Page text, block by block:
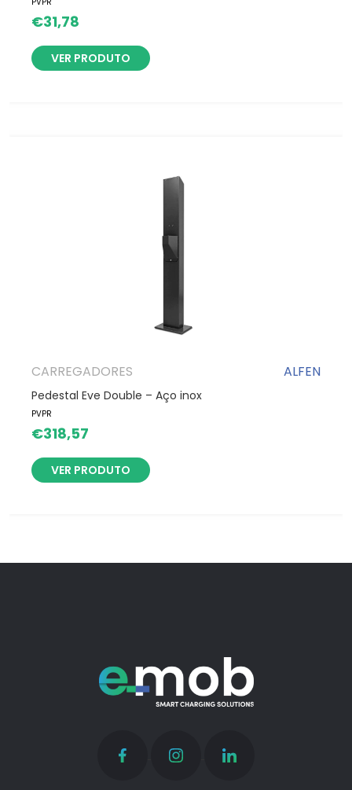
€31,78
VER PRODUTO
CARREGADORES ALFEN
Pedestal Eve Double – Aço inox
PVPR
€318,57
VER PRODUTO